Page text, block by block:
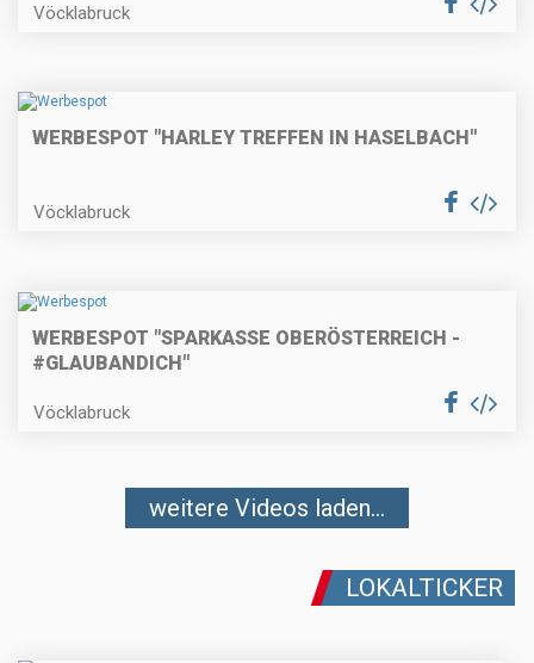
Vöcklabruck
WERBESPOT "HARLEY TREFFEN IN HASELBACH"
Vöcklabruck
WERBESPOT "SPARKASSE OBERÖSTERREICH -
#GLAUBANDICH"
Vöcklabruck
weitere Videos laden...
LOKALTICKER